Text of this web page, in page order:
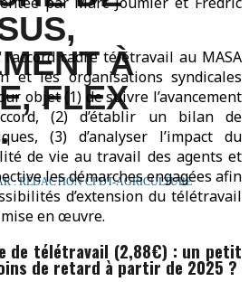
À
FLEX
: RÉDACTION CFDT-AGRICULTURE
cadre télétravail au MASA
et les organisations syndicales
objet (1) de suivre l’avancement
(2) d’établir un bilan de
(3) d’analyser l’impact du
de vie au travail des agents et
les démarches engagées afin
d’extension du télétravail
en œuvre.
de télétravail (2,88€) : un petit
de retard à partir de 2025 ?